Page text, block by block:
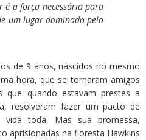
a força necessária para
um lugar dominado pelo
de 9 anos, nascidos no mesmo
hora, que se tornaram amigos
que quando estavam prestes a
resolveram fazer um pacto de
vida toda. Mas sua promessa,
aprisionadas na floresta Hawkins